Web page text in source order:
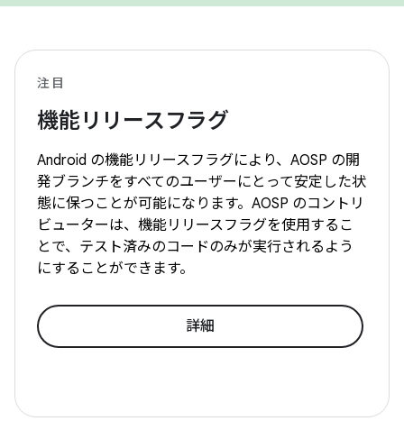
注目
機能リリースフラグ
Android の機能リリースフラグにより、AOSP の開
発ブランチをすべてのユーザーにとって安定した状
態に保つことが可能になります。AOSP のコントリ
ビューターは、機能リリースフラグを使用するこ
とで、テスト済みのコードのみが実行されるよう
にすることができます。
詳細